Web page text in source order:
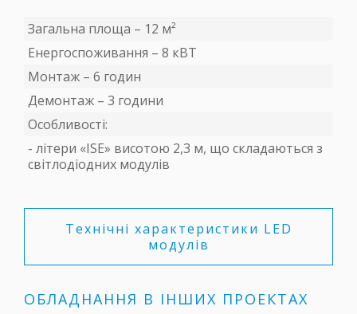
Загальна площа – 12 м²
Енергоспоживання – 8 кВТ
Монтаж – 6 годин
Демонтаж – 3 години
Особливості:
- літери «ISE» висотою 2,3 м, що складаються з
світлодіодних модулів
Технічні характеристики LED
модулів
ОБЛАДНАННЯ В ІНШИХ ПРОЕКТАХ